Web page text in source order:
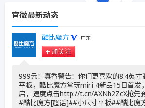
官微最新动态
酷比魔方 广东
加关注
999元！真香警告！你们更喜欢的8.4英寸
平板，酷比魔方掌玩mini 4新品15日首发
启，速度点击http://t.cn/AXNh2ZcX抢先
#酷比魔方[超话]##小尺寸平板##酷比魔